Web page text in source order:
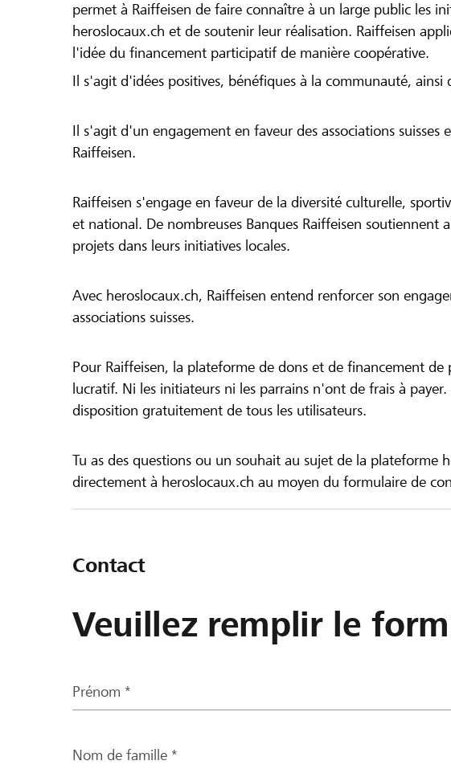
permet à Raiffeisen de faire connaître à un large public les
heroslocaux.ch et de soutenir leur réalisation. Raiffeisen
l'idée du financement participatif de manière coopérative.
Il s'agit d'idées positives, bénéfiques à la communauté, ainsi
Il s'agit d'un engagement en faveur des associations suisses
Raiffeisen.
Raiffeisen s'engage en faveur de la diversité culturelle,
et national. De nombreuses Banques Raiffeisen soutiennent
projets dans leurs initiatives locales.
Avec heroslocaux.ch, Raiffeisen entend renforcer son
associations suisses.
Pour Raiffeisen, la plateforme de dons et de financement
lucratif. Ni les initiateurs ni les parrains n'ont de frais à
disposition gratuitement de tous les utilisateurs.
Tu as des questions ou un souhait au sujet de la plateforme
directement à heroslocaux.ch au moyen du formulaire de
Contact
Veuillez remplir le
Prénom *
Nom de famille *